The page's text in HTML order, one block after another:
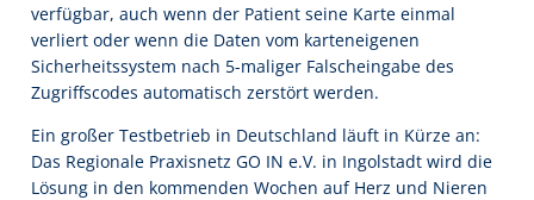
verfügbar, auch wenn der Patient seine Karte einmal
verliert oder wenn die Daten vom karteneigenen
Sicherheitssystem nach 5-maliger Falscheingabe des
Zugriffscodes automatisch zerstört werden.
Ein großer Testbetrieb in Deutschland läuft in Kürze an:
Das Regionale Praxisnetz GO IN e.V. in Ingolstadt wird die
Lösung in den kommenden Wochen auf Herz und Nieren